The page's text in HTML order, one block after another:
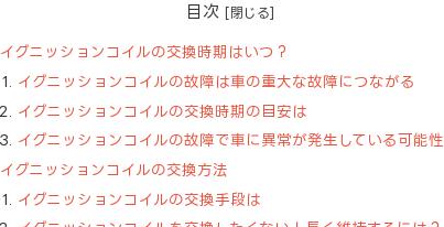
目次
イグニッションコイルの交換時期はいつ？
イグニッションコイルの故障は車の重大な故障につながる
イグニッションコイルの交換時期の目安は
イグニッションコイルの故障で車に異常が発生している可能性
イグニッションコイルの交換方法
イグニッションコイルの交換手段は